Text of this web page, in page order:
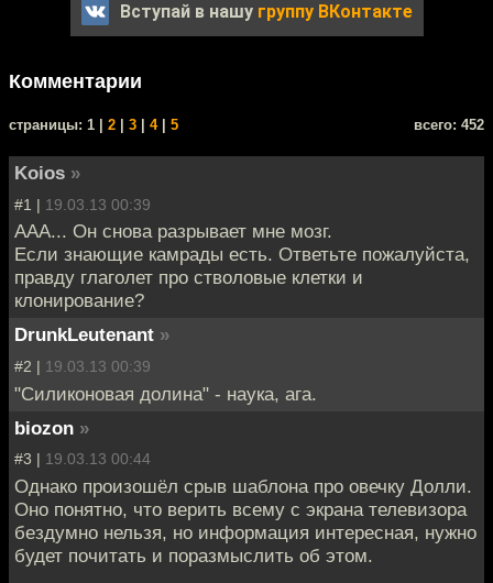
Вступай в нашу группу ВКонтакте
Комментарии
cтраницы: 1 | 2 3 4| 5 всего: 452
Koios »
#1 | 19.03.13 00:39
ААА... Он снова разрывает мне мозг.
Если знающие камрады есть. Ответьте пожалуйста,
правду глаголет про стволовые клетки и
клонирование?
DrunkLeutenant »
#2 | 19.03.13 00:39
"Силиконовая долина" - наука, ага.
biozon »
#3 | 19.03.13 00:44
Однако произошёл срыв шаблона про овечку Долли.
Оно понятно, что верить всему с экрана телевизора
бездумно нельзя, но информация интересная, нужно
будет почитать и поразмыслить об этом.